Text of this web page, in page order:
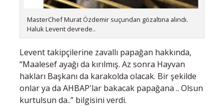
MasterChef Murat Özdemir suçundan gözaltına alındı.
Haluk Levent devrede..
Levent takipçilerine zavallı papağan hakkında,
“Maalesef ayağı da kırılmış. Az sonra Hayvan
hakları Başkanı da karakolda olacak. Bir şekilde
onlar ya da AHBAP'lar bakacak papağana .. Olsun
kurtulsun da..” bilgisini verdi.